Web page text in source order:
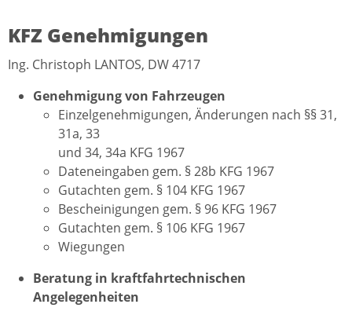
KFZ Genehmigungen
Ing. Christoph LANTOS, DW 4717
Genehmigung von Fahrzeugen
Einzelgenehmigungen, Änderungen nach §§ 31,
31a, 33
und 34, 34a KFG 1967
Dateneingaben gem. § 28b KFG 1967
Gutachten gem. § 104 KFG 1967
Bescheinigungen gem. § 96 KFG 1967
Gutachten gem. § 106 KFG 1967
Wiegungen
Beratung in kraftfahrtechnischen
Angelegenheiten